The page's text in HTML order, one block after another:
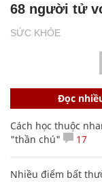
SỨC KHỎE
68 người tử
Đọc
Cách học thuộc
"thần chú"
17
Nhiều điểm bất